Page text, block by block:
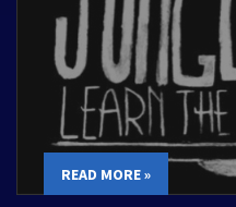
READ MORE »